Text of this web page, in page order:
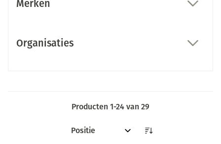
Merken
Organisaties
Producten 1-24 van 29
Sorteer op: